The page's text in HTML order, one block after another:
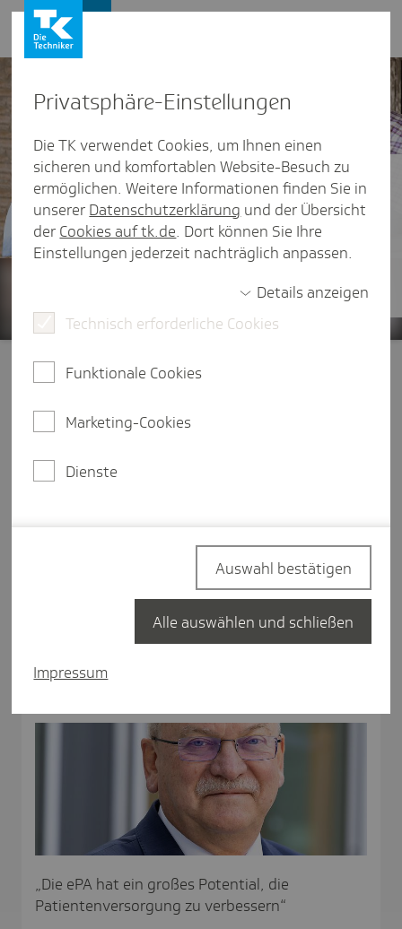
Gesund­heits­system
Die Erfolgsformel für eine zukunftsfeste
Gesundheitsversorgung in Rheinland-Pfalz: Die
Meinung von Jörn Simon, Leiter der TK-
Presse und Politik / Regional /
Im Interview: Martina Geib, TK-Beraterin "Lebenswelten"
„Die ePA hat ein großes Potential, die
Patientenversorgung zu verbessern“
Privat­sphäre-Einstel­lungen
Die TK verwendet Cookies, um Ihnen einen
sicheren und komfortablen Website-Besuch zu
ermöglichen. Weitere Informationen finden Sie in
unserer Datenschutzerklärung und der Übersicht
der Cookies auf tk.de. Dort können Sie Ihre
Einstellungen jederzeit nachträglich anpassen.
Details anzeigen
Technisch erforderliche Cookies
Funktionale Cookies
Marketing-Cookies
Dienste
Impressum
Auswahl bestätigen
Alle auswählen und schließen